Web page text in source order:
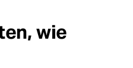
wie